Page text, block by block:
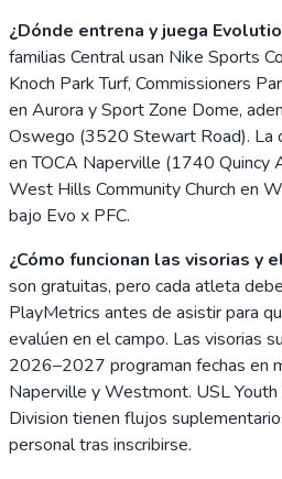
¿Dónde entrena y juega
familias Central usan Nike Sports
Knoch Park Turf, Commissioners
en Aurora y Sport Zone Dome,
Oswego (3520 Stewart Road). La
en TOCA Naperville (1740 Quincy
West Hills Community Church en
bajo Evo x PFC.
¿Cómo funcionan las visorias y
son gratuitas, pero cada atleta
PlayMetrics antes de asistir para
evalúen en el campo. Las visorias
2026–2027 programan fechas en
Naperville y Westmont. USL
Division tienen flujos
personal tras inscribirse.